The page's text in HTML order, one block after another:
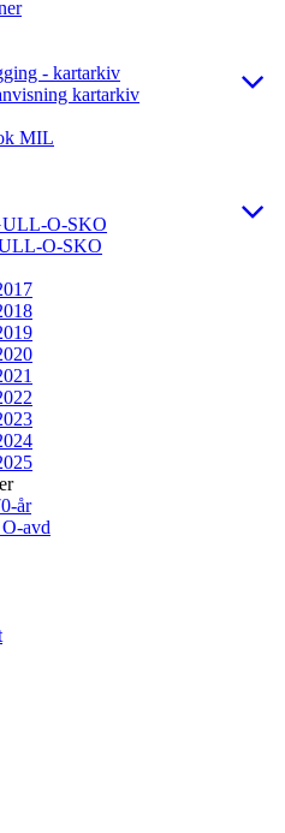
- kartarkiv
kartarkiv
MIL
O-SKO
O-SKO
år
avd